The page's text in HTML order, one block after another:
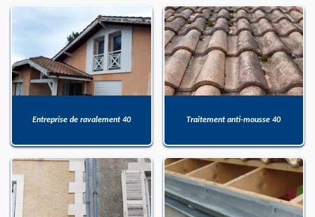
Entreprise de ravalement 40 Traitement anti-mousse 40